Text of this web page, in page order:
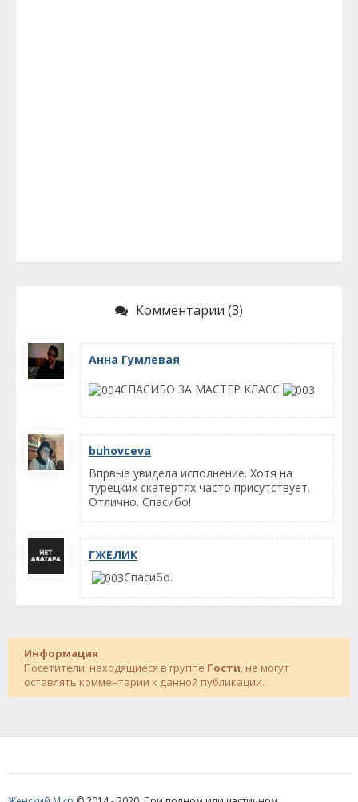
Комментарии (3)
Анна Гумлевая
СПАСИБО ЗА МАСТЕР КЛАСС
buhovceva
Впрвые увидела исполнение. Хотя на
турецких скатертях часто присутствует.
Отлично. Спасибо!
ГЖЕЛИК
Спасибо.
Информация
Посетители, находящиеся в группе Гости, не могут
оставлять комментарии к данной публикации.